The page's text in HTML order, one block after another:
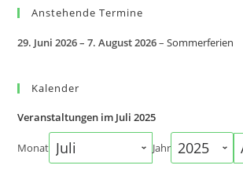
Anstehende Termine
29. Juni 2026– 7. August 2026–Sommerferien
Kalender
Veranstaltungen im Juli 2025
Monat Jahr